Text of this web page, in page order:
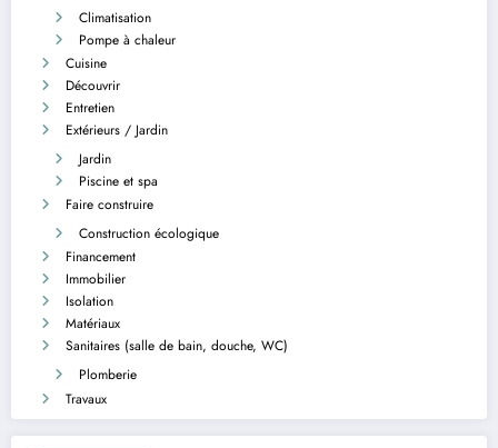
Climatisation
Pompe à chaleur
Cuisine
Découvrir
Entretien
Extérieurs / Jardin
Jardin
Piscine et spa
Faire construire
Construction écologique
Financement
Immobilier
Isolation
Matériaux
Sanitaires (salle de bain, douche, WC)
Plomberie
Travaux